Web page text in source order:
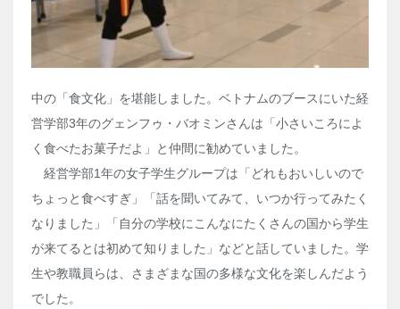
中の「食文化」を堪能しました。ベトナムのブースにいた経
営学部3年のグェンフゥ・バオミンさんは「小さいころによ
く食べたお菓子だよ」と仲間に勧めていました。
経営学部1年の女子学生グループは「どれもおいしいので
ちょっと食べすぎ」「話を聞いてみて、いつか行ってみたく
なりました」「自分の学校にこんなにたくさんの国から学生
が来てるとは初めて知りました」などと話していました。学
生や教職員らは、さまざまな国の多様な文化を楽しんだよう
でした。